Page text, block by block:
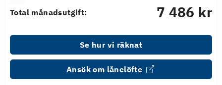
Total månadsutgift: 7 486 kr
Se hur vi räknat
Ansök om lånelöfte